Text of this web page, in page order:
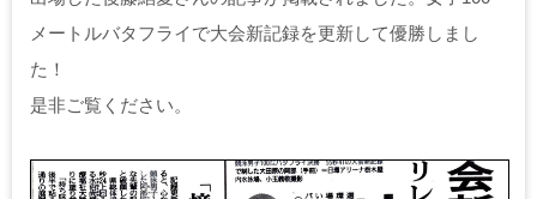
メートルバタフライで大会新記録を更新して優勝しまし
た！
是非ご覧ください。